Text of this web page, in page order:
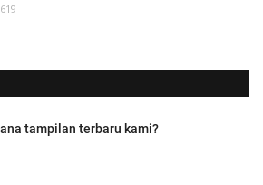
tampilan terbaru kami?